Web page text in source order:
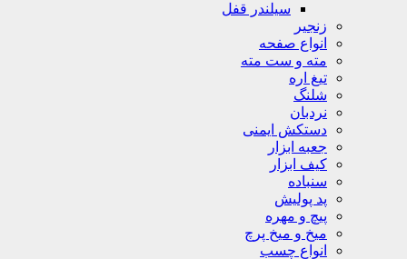
سیلندر قفل
زنجیر
انواع صفحه
مته و ست مته
تیغ اره
شلنگ
نردبان
دستکش ایمنی
جعبه ابزار
کیف ابزار
سنباده
پد پولیش
پیچ و مهره
میخ و میخ پرچ
انواع چسب